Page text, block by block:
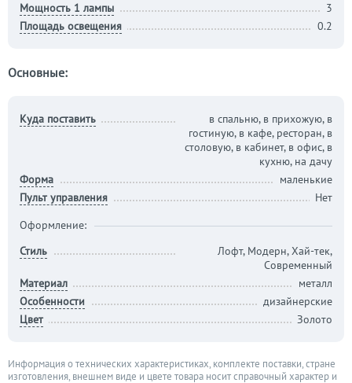
Мощность 1 лампы
3
Площадь освещения
0.2
Основные:
Куда поставить
в спальню, в прихожую, в
гостиную, в кафе, ресторан, в
столовую, в кабинет, в офис, в
кухню, на дачу
Форма
маленькие
Пульт управления
Нет
Оформление:
Стиль
Лофт, Модерн, Хай-тек,
Современный
Материал
металл
Особенности
дизайнерские
Цвет
Золото
Информация о технических характеристиках, комплекте поставки, стране
изготовления, внешнем виде и цвете товара носит справочный характер и